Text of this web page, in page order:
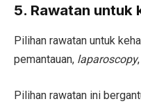
5. Rawatan untuk
Pilihan rawatan untuk
pemantauan, laparoscopy,
Pilihan rawatan ini